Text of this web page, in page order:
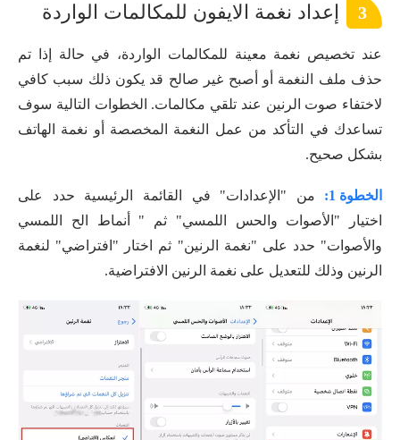
3 إعداد نغمة الايفون للمكالمات الواردة
عند تخصيص نغمة معينة للمكالمات الواردة، في حالة إذا تم
حذف ملف النغمة أو أصبح غير صالح قد يكون ذلك سبب كافي
لاختفاء صوت الرنين عند تلقي مكالمات. الخطوات التالية سوف
تساعدك في التأكد من عمل النغمة المخصصة أو نغمة الهاتف
بشكل صحيح.
الخطوة 1:
من "الإعدادات" في القائمة الرئيسية حدد على
اختيار "الأصوات والحس اللمسي" ثم " أنماط الح اللمسي
والأصوات" حدد على "نغمة الرنين" ثم اختار "افتراضي" لنغمة
الرنين وذلك للتعديل على نغمة الرنين الافتراضية.